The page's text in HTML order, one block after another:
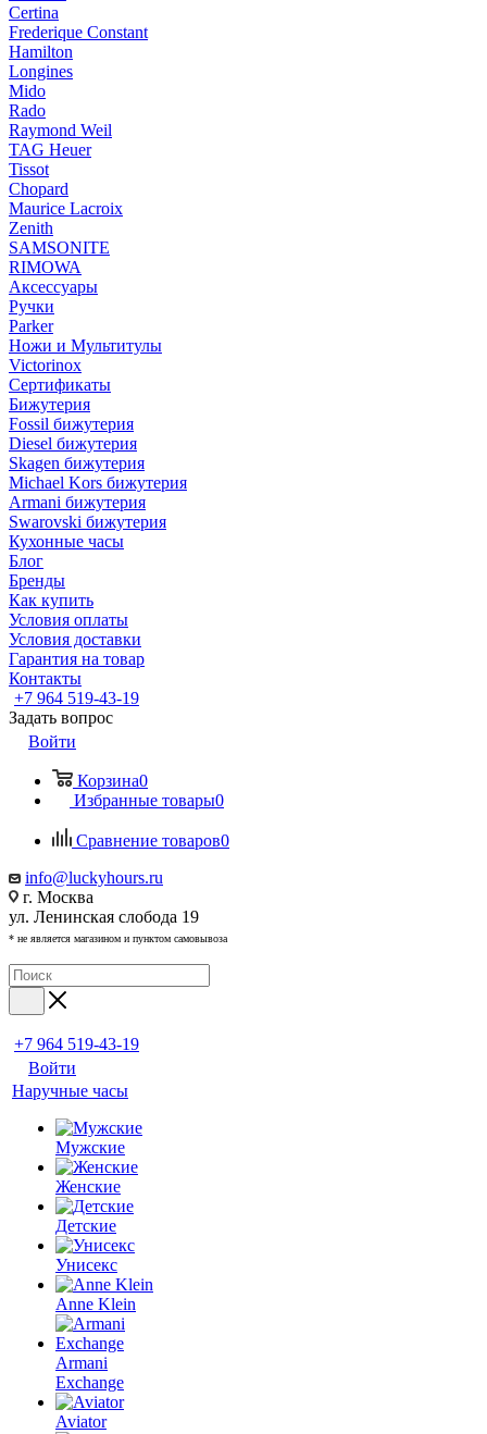
Certina
Frederique Constant
Hamilton
Longines
Mido
Rado
Raymond Weil
TAG Heuer
Tissot
Chopard
Maurice Lacroix
Zenith
SAMSONITE
RIMOWA
Аксессуары
Ручки
Parker
Ножи и Мультитулы
Victorinox
Сертификаты
Бижутерия
Fossil бижутерия
Diesel бижутерия
Skagen бижутерия
Michael Kors бижутерия
Armani бижутерия
Swarovski бижутерия
Кухонные часы
Блог
Бренды
Как купить
Условия оплаты
Условия доставки
Гарантия на товар
Контакты
+7 964 519-43-19
Задать вопрос
Войти
Корзина0
Избранные товары0
Сравнение товаров0
info@luckyhours.ru
г. Москва
ул. Ленинская слобода 19
* не является магазином и пунктом самовывоза
+7 964 519-43-19
Войти
Наручные часы
Мужские
Женские
Детские
Унисекс
Anne Klein
Armani
Exchange
Aviator